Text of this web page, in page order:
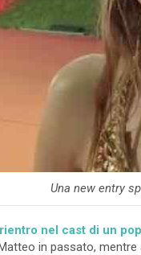
Una new entry
rientro nel cast di un
in passato,